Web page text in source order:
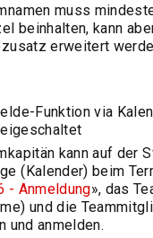
muss
beinhalten, kann
erweitert
Funktion via
kann auf der
(Kalender) beim
- Anmeldung», das
und die
und anmelden.